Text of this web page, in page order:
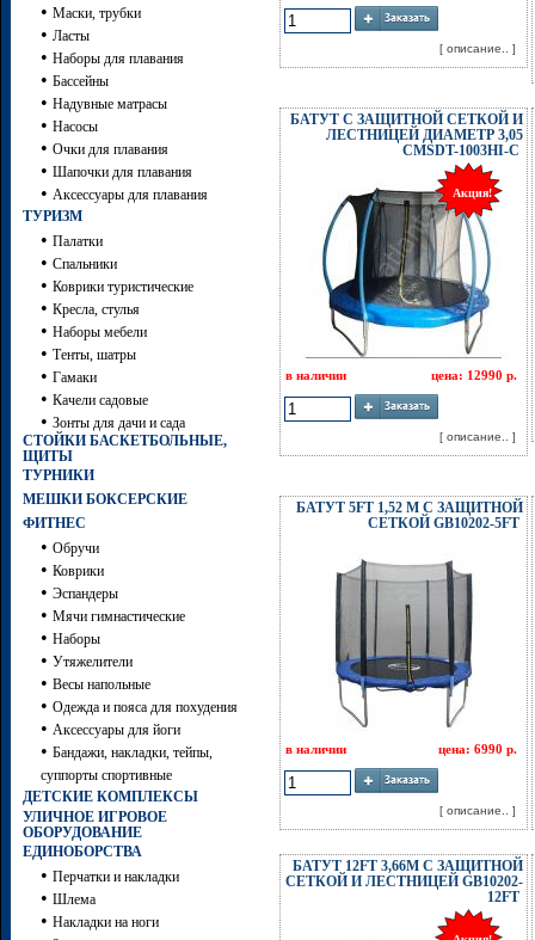
• Маски, трубки
• Ласты
• Наборы для плавания
• Бассейны
• Надувные матрасы
• Насосы
• Очки для плавания
• Шапочки для плавания
• Аксессуары для плавания
ТУРИЗМ
• Палатки
• Спальники
• Коврики туристические
• Кресла, стулья
• Наборы мебели
• Тенты, шатры
• Гамаки
• Качели садовые
• Зонты для дачи и сада
СТОЙКИ БАСКЕТБОЛЬНЫЕ,
ЩИТЫ
ТУРНИКИ
МЕШКИ БОКСЕРСКИЕ
ФИТНЕС
• Обручи
• Коврики
• Эспандеры
• Мячи гимнастические
• Наборы
• Утяжелители
• Весы напольные
• Одежда и пояса для похудения
• Аксессуары для йоги
• Бандажи, накладки, тейпы,
суппорты спортивные
ДЕТСКИЕ КОМПЛЕКСЫ
УЛИЧНОЕ ИГРОВОЕ
ОБОРУДОВАНИЕ
ЕДИНОБОРСТВА
• Перчатки и накладки
• Шлема
• Накладки на ноги
[ описание.. ]
БАТУТ С ЗАЩИТНОЙ СЕТКОЙ И
ЛЕСТНИЦЕЙ ДИАМЕТР 3,05
СМSDT-1003HI-C
Акция!
в наличии цена: 12990 р.
[ описание.. ]
БАТУТ 5FT 1,52 М С ЗАЩИТНОЙ
СЕТКОЙ GB10202-5FT
в наличии цена: 6990 р.
[ описание.. ]
БАТУТ 12FT 3,66М С ЗАЩИТНОЙ
СЕТКОЙ И ЛЕСТНИЦЕЙ GB10202-
12FT